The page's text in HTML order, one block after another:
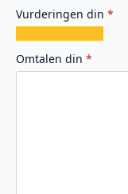
Vurderingen din *
av
5
av
5
av
5
av
5
av
5
Omtalen din *